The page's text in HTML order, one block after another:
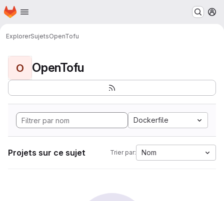
Passer au contenu principal
Page d'accueil
ExplorerSujetsOpenTofu
O OpenTofu
Dockerfile
Projets sur ce sujet Trier par: Nom